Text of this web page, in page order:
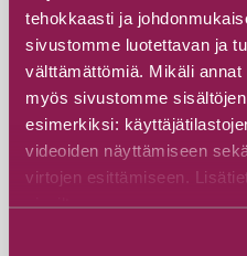
tehokkaasti ja
sivustomme luotettavan ja
välttämättömiä. Mikäli
myös sivustomme
esimerkiksi:
videoiden näyttämiseen
virtojen esittämiseen.
sivuiltamme.